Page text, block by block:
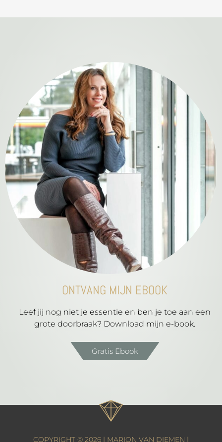
ONTVANG MIJN EBOOK
Leef jij nog niet je essentie en ben je toe aan een
grote doorbraak? Download mijn e-book.
Gratis Ebook
COPYRIGHT © 2026 | MARION VAN DIEMEN